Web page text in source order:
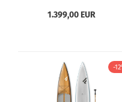
1.399,00 EUR
-